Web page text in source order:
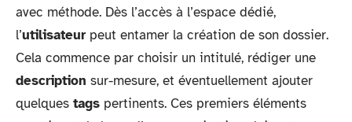
avec méthode. Dès l’accès à l’espace dédié,
l’utilisateur peut entamer la création de son dossier.
Cela commence par choisir un intitulé, rédiger une
description sur-mesure, et éventuellement ajouter
quelques tags pertinents. Ces premiers éléments